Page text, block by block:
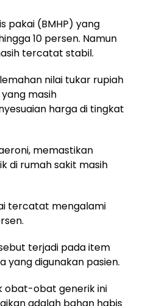
pakai (BMHP) yang
10 persen. Namun
tercatat stabil.
nilai tukar rupiah
masih
harga di tingkat
memastikan
di rumah sakit masih
tercatat mengalami
terjadi pada item
yang digunakan pasien.
obat-obat generik ini